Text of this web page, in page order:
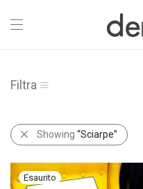
Filtra
Showing “Sciarpe”